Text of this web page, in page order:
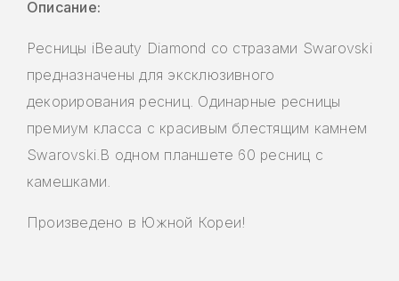
Описание:
Ресницы iBeauty Diamond со стразами Swarovski
предназначены для эксклюзивного
декорирования ресниц. Одинарные ресницы
премиум класса с красивым блестящим камнем
Swarovski.В одном планшете 60 ресниц с
камешками.
Произведено в Южной Кореи!